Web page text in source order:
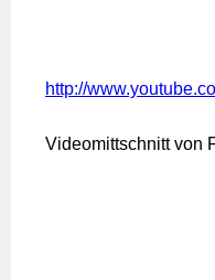
http://
Videomittschnitt von